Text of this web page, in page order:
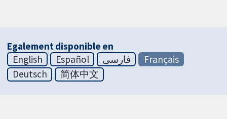
Egalement disponible en
English
Español فارسی
Français
Deutsch
简体中文